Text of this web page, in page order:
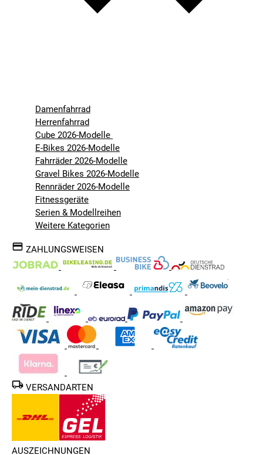
Damenfahrrad
Herrenfahrrad
Cube 2026-Modelle
E-Bikes 2026-Modelle
Fahrräder 2026-Modelle
Gravel Bikes 2026-Modelle
Rennräder 2026-Modelle
Fitnessgeräte
Serien & Modellreihen
Weitere Kategorien
ZAHLUNGSWEISEN
VERSANDARTEN
AUSZEICHNUNGEN